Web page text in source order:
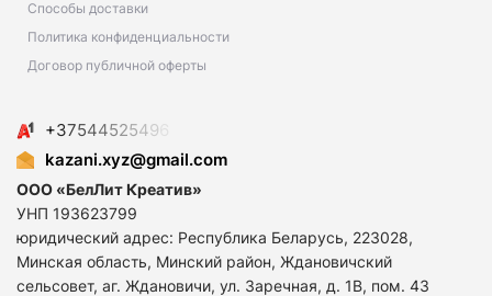
Способы доставки
Политика конфиденциальности
Договор публичной оферты
+3754452549
kazani.xyz@gmail.com
ООО «БелЛит Креатив»
УНП 193623799
юридический адрес: Республика Беларусь, 223028,
Минская область, Минский район, Ждановичский
сельсовет, аг. Ждановичи, ул. Заречная, д. 1В, пом. 43